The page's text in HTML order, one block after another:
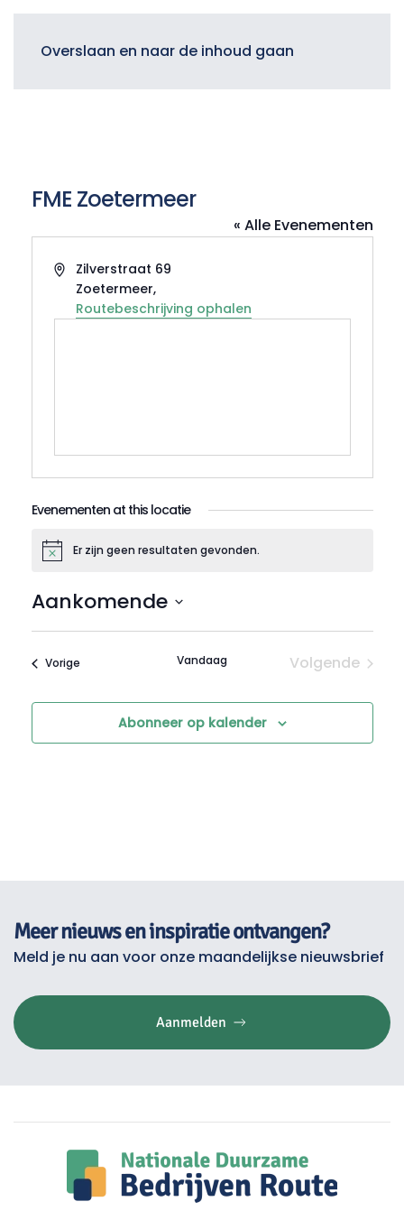
Overslaan en naar de inhoud gaan
FME Zoetermeer
« Alle Evenementen
AdresZilverstraat 69
Zoetermeer,
Routebeschrijving ophalen
Evenementen at this locatie
BerichtEr zijn geen resultaten gevonden.
Aankomende
Selecteer
datum.
VorigeEvenementen Vandaag
Volgende
Abonneer op kalender
Meer nieuws en inspiratie ontvangen?
Meld je nu aan voor onze maandelijkse nieuwsbrief
Aanmelden